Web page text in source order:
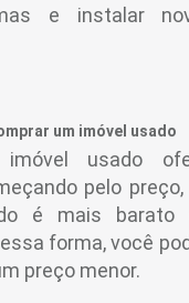
e instalar
um imóvel usado
usado
pelo
é mais barato
forma, você
preço menor.